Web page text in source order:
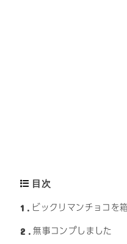
目次
1 ビックリマンチョコを
2 無事コンプしました